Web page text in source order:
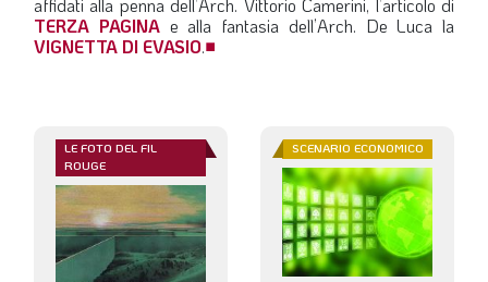
affidati alla penna dell’Arch. Vittorio Camerini, l’articolo di
TERZA PAGINAe alla fantasia dell’Arch. De Luca la
VIGNETTA DI EVASIO.■
LE FOTO DEL FIL
ROUGE
SCENARIO ECONOMICO